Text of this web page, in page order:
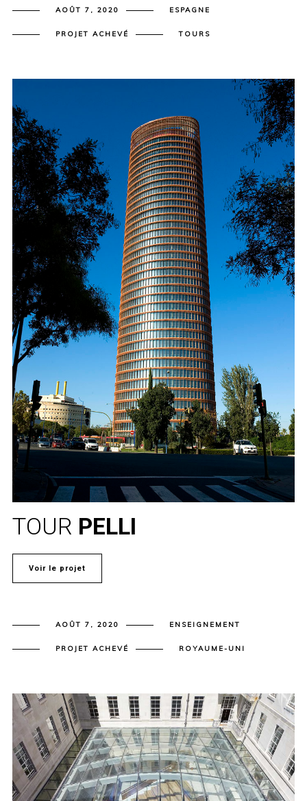
AOÛT 7, 2020 ESPAGNE
PROJET ACHEVÉ TOURS
TOUR PELLI
Voir le projet
AOÛT 7, 2020 ENSEIGNEMENT
PROJET ACHEVÉ ROYAUME-UNI